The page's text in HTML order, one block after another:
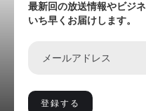
最新回の放送情報やビジ
いち早くお届けします。